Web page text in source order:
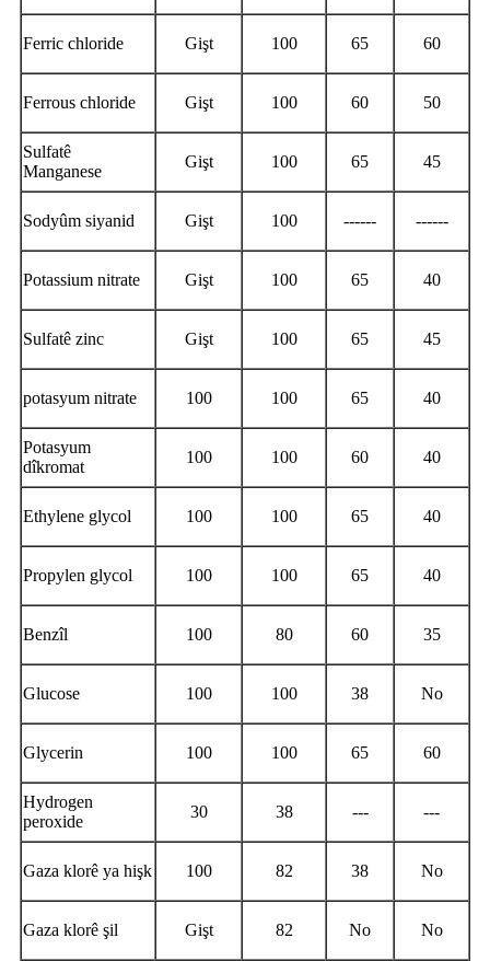
Ferric chloride Gişt 100 65 60
Ferrous chloride Gişt 100 60 50
Sulfatê
Manganese
Gişt 100 65 45
Sodyûm siyanid Gişt 100 ------ ------
Potassium nitrate Gişt 100 65 40
Sulfatê zinc Gişt 100 65 45
potasyum nitrate 100 100 65 40
Potasyum
dîkromat
100 100 60 40
Ethylene glycol 100 100 65 40
Propylen glycol 100 100 65 40
Benzîl 100 80 60 35
Glucose 100 100 38 No
Glycerin 100 100 65 60
Hydrogen
peroxide
30 38 --- ---
Gaza klorê ya hişk 100 82 38 No
Gaza klorê şil Gişt 82 No No